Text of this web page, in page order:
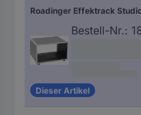
Roadinger Effektrack
Bestell-Nr.:
Dieser Artikel